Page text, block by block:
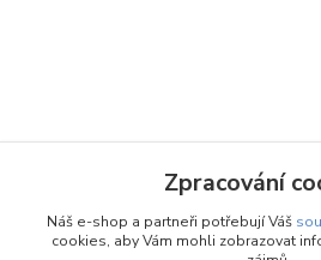
Zpracování
Náš e-shop a partneři potřebují Váš
cookies, aby Vám mohli zobrazovat